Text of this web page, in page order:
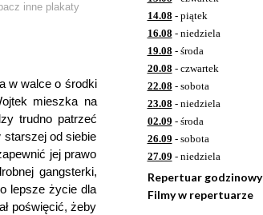
inne plakaty
w walce o środki
mieszka na
trudno patrzeć
starszej od siebie
jej prawo
gangsterki,
lepsze życie dla
poświęcić, żeby
14.08 - piątek
16.08 - niedziela
19.08 - środa
20.08 - czwartek
22.08 - sobota
23.08 - niedziela
02.09 - środa
26.09 - sobota
27.09 - niedziela
Repertuar godzinowy
Filmy w repertuarze